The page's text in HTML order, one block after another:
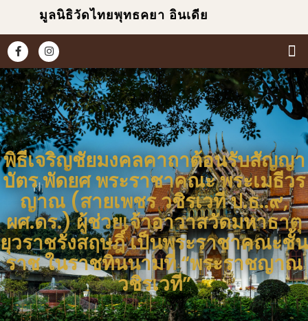
มูลนิธิวัดไทยพุทธคยา อินเดีย
พิธีเจริญชัยมงคลคาถาต้อนรับสัญญา
บัตร พัดยศ พระราชาคณะ พระเมธีวร
ญาณ (สายเพชร วชิรเวที ป.ธ..๙,
ผศ.ดร.) ผู้ช่วยเจ้าอาวาสวัดมหาธาตุ
ยุวราชรังสฤษฎิ์ เป็นพระราชาคณะชั้น
ราช ในราชทินนามที่ “พระราชญาณ
วชิรเวที”